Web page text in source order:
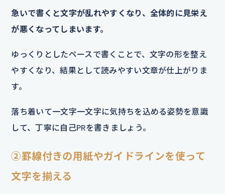
急いで書くと文字が乱れやすくなり、全体的に見栄え
が悪くなってしまいます。
ゆっくりとしたペースで書くことで、文字の形を整え
やすくなり、結果として読みやすい文章が仕上がりま
す。
落ち着いて一文字一文字に気持ちを込める姿勢を意識
して、丁寧に自己PRを書きましょう。
②罫線付きの用紙やガイドラインを使って
文字を揃える